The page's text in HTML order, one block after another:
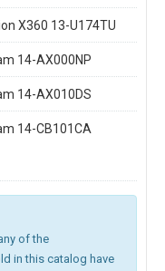
X360 13-U174TU
14-AX000NP
14-AX010DS
14-CB101CA
of the
in this catalog have